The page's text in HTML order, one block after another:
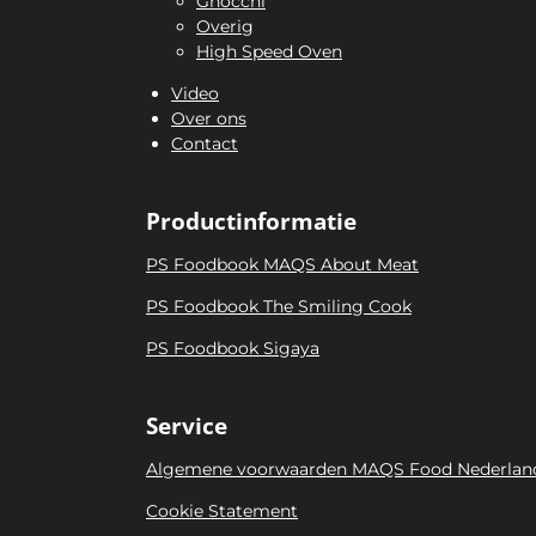
Overig
High Speed Oven
Video
Over ons
Contact
Productinformatie
PS Foodbook MAQS About Meat
PS Foodbook The Smiling Cook
PS Foodbook Sigaya
Service
Algemene voorwaarden MAQS Food
Cookie Statement